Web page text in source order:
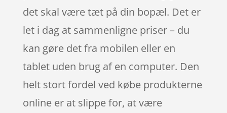
det skal være tæt på din bopæl. Det er
let i dag at sammenligne priser – du
kan gøre det fra mobilen eller en
tablet uden brug af en computer. Den
helt stort fordel ved købe produkterne
online er at slippe for, at være